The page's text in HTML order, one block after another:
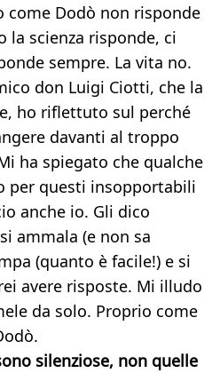
come Dodò non risponde
la scienza risponde, ci
sempre. La vita no.
don Luigi Ciotti, che la
ho riflettuto sul perché
davanti al troppo
ha spiegato che qualche
per questi insopportabili
anche io. Gli dico
ammala (e non sa
(quanto è facile!) e si
avere risposte. Mi illudo
da solo. Proprio come
silenziose, non quelle